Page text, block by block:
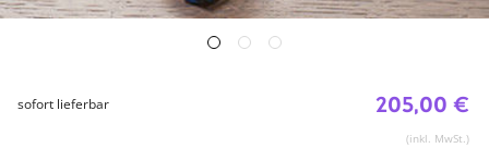
205,00 €
(inkl. MwSt.)
sofort lieferbar